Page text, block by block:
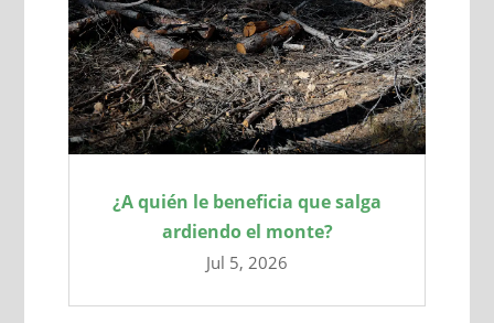
¿A quién le beneficia que salga
ardiendo el monte?
Jul 5, 2026